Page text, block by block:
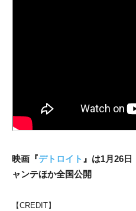
映画 『デトロイト 』 は1月26日
ャンテほか全国公開
【CREDIT】